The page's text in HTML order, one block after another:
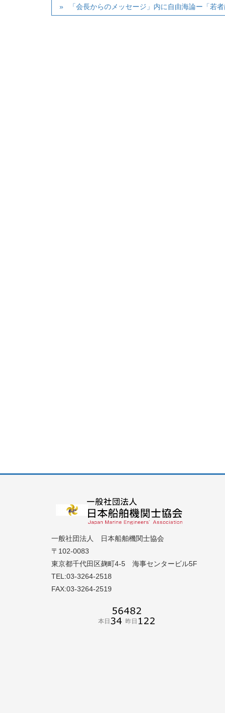
「会長からのメッセージ」内に自由海論ー「若
一般社団法人 日本船舶機関士協会
〒102-0083
東京都千代田区麹町4-5 海事センタービル5F
TEL:03-3264-2518
FAX:03-3264-2519